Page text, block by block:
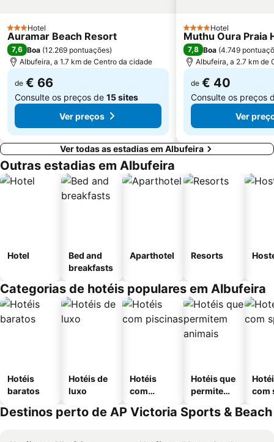
Praia Maria Luísa
Vale De Parra
3 Estrelas
Hotel
Auramar Beach Resort
7,6 Boa (12.269 pontuações)
Albufeira, a 1.7 km de Centro da cidade
de € 66
Consulte os preços de 15 sites
Ver preços
4 Estrelas
Hotel
Muthu Oura Praia
7,8 Boa (4.749
Albufeira, a 2.7 km de
de € 40
Consulte os preços
Ver
Ver todas as estadias em Albufeira
Outras estadias em Albufeira
Hotel
Bed and
breakfasts
Aparthotel Resorts
Categorias de hotéis populares em Albufeira
Hotéis
baratos
Hotéis de
luxo
Hotéis
com
Hotéis que
permitem
com
Destinos perto de AP Victoria Sports & Beach